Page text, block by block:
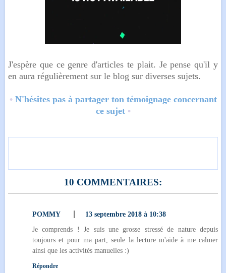
J'espère que ce genre d'articles te plait. Je pense qu'il y
en aura régulièrement sur le blog sur diverses sujets.
•N'hésites pas à partager ton témoignage concernant
ce sujet •
10 COMMENTAIRES:
POMMY
13 septembre 2018 à 10:38
Je comprends ! Je suis une grosse stressé de nature depuis
toujours et pour ma part, seule la lecture m'aide à me calmer
ainsi que les activités manuelles :)
Répondre